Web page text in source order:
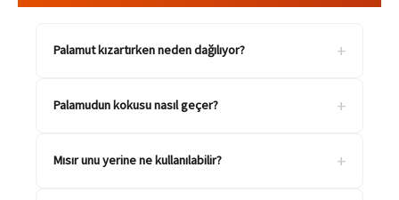
Palamut kızartırken neden dağılıyor? +
Palamudun kokusu nasıl geçer? +
Mısır unu yerine ne kullanılabilir? +